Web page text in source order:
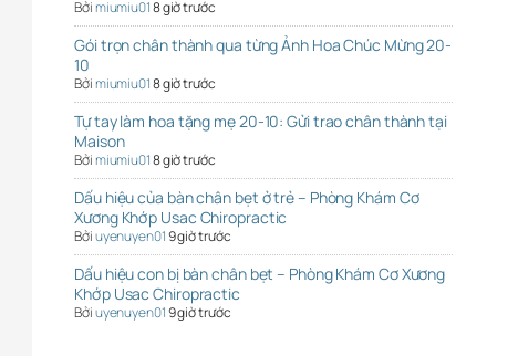
Bởimiumiu018 giờ trước
Gói trọn chân thành qua từng Ảnh Hoa Chúc Mừng 20-
10
Bởimiumiu018 giờ trước
Tự tay làm hoa tặng mẹ 20-10: Gửi trao chân thành tại
Maison
Bởimiumiu018 giờ trước
Dấu hiệu của bàn chân bẹt ở trẻ – Phòng Khám Cơ
Xương Khớp Usac Chiropractic
Bởiuyenuyen019 giờ trước
Dấu hiệu con bị bàn chân bẹt – Phòng Khám Cơ Xương
Khớp Usac Chiropractic
Bởiuyenuyen019 giờ trước